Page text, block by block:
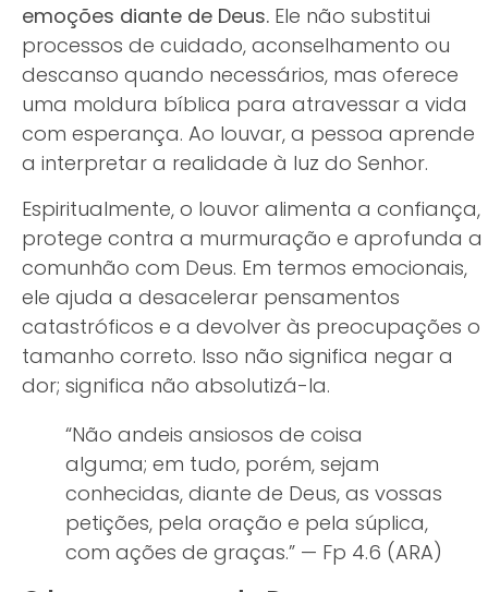
emoções diante de Deus. Ele não substitui
processos de cuidado, aconselhamento ou
descanso quando necessários, mas oferece
uma moldura bíblica para atravessar a vida
com esperança. Ao louvar, a pessoa aprende
a interpretar a realidade à luz do Senhor.
Espiritualmente, o louvor alimenta a confiança,
protege contra a murmuração e aprofunda a
comunhão com Deus. Em termos emocionais,
ele ajuda a desacelerar pensamentos
catastróficos e a devolver às preocupações o
tamanho correto. Isso não significa negar a
dor; significa não absolutizá-la.
“Não andeis ansiosos de coisa
alguma; em tudo, porém, sejam
conhecidas, diante de Deus, as vossas
petições, pela oração e pela súplica,
com ações de graças.” — Fp 4.6 (ARA)